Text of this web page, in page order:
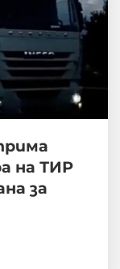
на ТИР
за